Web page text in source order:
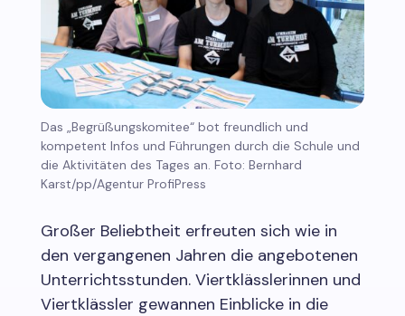
Das „Begrüßungskomitee“ bot freundlich und
kompetent Infos und Führungen durch die Schule und
die Aktivitäten des Tages an. Foto: Bernhard
Karst/pp/Agentur ProfiPress
Großer Beliebtheit erfreuten sich wie in
den vergangenen Jahren die angebotenen
Unterrichtsstunden. Viertklässlerinnen und
Viertklässler gewannen Einblicke in die